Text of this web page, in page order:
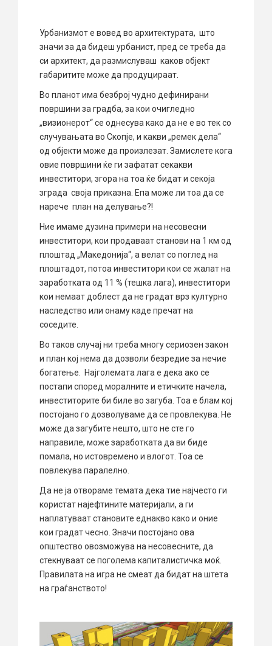
Урбанизмот е вовед во архитектурата, што
значи за да бидеш урбанист, пред се треба да
си архитект, да размислуваш каков објект
габаритите може да продуцираат.
Во планот има безброј чудно дефинирани
површини за градба, за кои очигледно
„визионерот“ се однесува како да не е во тек со
случувањата во Скопје, и какви „ремек дела“
од објекти може да произлезат. Замислете кога
овие површини ќе ги зафатат секакви
инвеститори, згора на тоа ќе бидат и секоја
зграда своја приказна. Епа може ли тоа да се
нарече план на делување?!
Ние имаме дузина примери на несовесни
инвеститори, кои продаваат станови на 1 км од
плоштад „Македонија“, а велат со поглед на
плоштадот, потоа инвеститори кои се жалат на
заработката од 11 % (тешка лага), инвеститори
кои немаат доблест да не градат врз културно
наследство или онаму каде пречат на
соседите.
Во таков случај ни треба многу сериозен закон
и план кој нема да дозволи безредие за нечие
богатење. Најголемата лага е дека ако се
постапи според моралните и етичките начела,
инвеститорите би биле во загуба. Тоа е блам кој
постојано го дозволуваме да се провлекува. Не
може да загубите нешто, што не сте го
направиле, може заработката да ви биде
помала, но истовремено и влогот. Тоа се
повлекува паралелно.
Да не ја отвораме темата дека тие најчесто ги
користат најефтините материјали, а ги
наплатуваат становите еднакво како и оние
кои градат чесно. Значи постојано ова
општество овозможува на несовесните, да
стекнуваат се поголема капиталистичка моќ.
Правилата на игра не смеат да бидат на штета
на граѓанството!